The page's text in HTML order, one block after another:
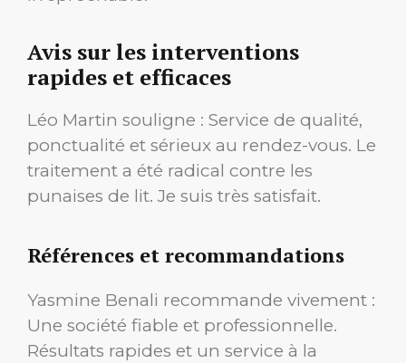
Avis sur les interventions
rapides et efficaces
Léo Martin souligne : Service de qualité,
ponctualité et sérieux au rendez-vous. Le
traitement a été radical contre les
punaises de lit. Je suis très satisfait.
Références et recommandations
Yasmine Benali recommande vivement :
Une société fiable et professionnelle.
Résultats rapides et un service à la